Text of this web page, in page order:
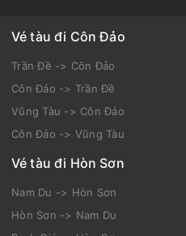
Vé tàu đi Côn Đảo
Trần Đề -> Côn Đảo
Côn Đảo -> Trần Đề
Vũng Tàu -> Côn Đảo
Côn Đảo -> Vũng Tàu
Vé tàu đi Hòn Sơn
Nam Du -> Hòn Sơn
Hòn Sơn -> Nam Du